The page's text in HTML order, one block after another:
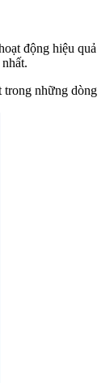
động hiệu quả
những dòng